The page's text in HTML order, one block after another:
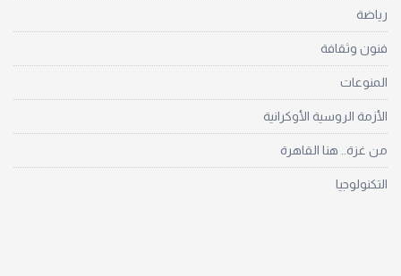
رياضة
فنون وثقافة
المنوعات
الأزمة الروسية الأوكرانية
من غزة.. هنا القاهرة
التكنولوجيا